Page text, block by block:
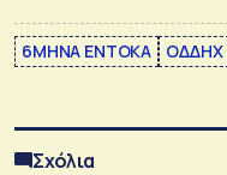
6ΜΗΝΑ ΕΝΤΟΚΑ ΟΔΔΗΧ
Σχόλια